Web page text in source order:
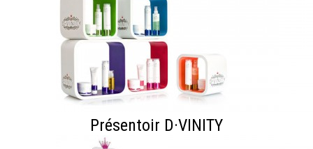
Présentoir D·VINITY